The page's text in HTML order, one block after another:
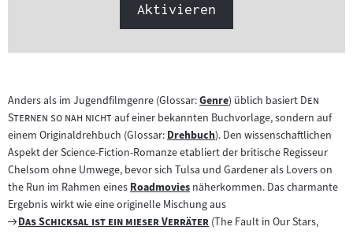
Aktivieren
Anders als im Jugendfilmgenre (Glossar:Zum
Inhalt:
Genre) üblich basiert "Den
Sternen so nah nicht"auf einer bekannten Buchvorlage, sondern auf
einem Originaldrehbuch (Glossar:Zum
Inhalt:
Drehbuch). Den wissenschaftlichen
Aspekt der Science-Fiction-Romanze etabliert der britische Regisseur
Chelsom ohne Umwege, bevor sich Tulsa und Gardener als Lovers on
the Run im Rahmen einesZum
Inhalt:
Roadmovies näherkommen. Das charmante
Ergebnis wirkt wie eine originelle Mischung aus
Zum
"
Das Schicksal ist ein mieser Verräter"(The Fault in Our Stars,